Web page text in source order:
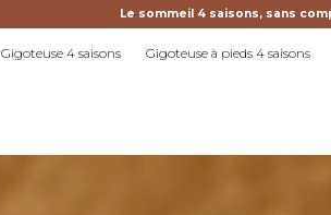
Le sommeil 4 saisons, sans
Gigoteuse 4 saisons Gigoteuse à pieds 4 saisons